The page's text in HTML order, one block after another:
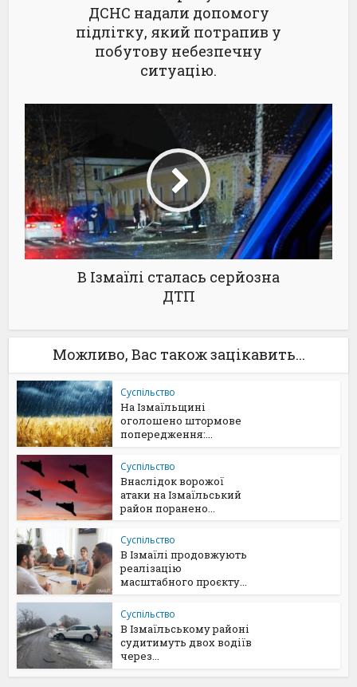
ДСНС надали допомогу
підлітку, який потрапив у
побутову небезпечну
ситуацію.
В Ізмаїлі сталась серйозна
ДТП
Можливо, Вас також зацікавить...
Суспільство
На Ізмаїльщині
оголошено штормове
попередження:...
Суспільство
Внаслідок ворожої
атаки на Ізмаїльський
район поранено...
Суспільство
В Ізмаїлі продовжують
реалізацію
масштабного проєкту...
Суспільство
В Ізмаїльському районі
судитимуть двох водіїв
через...